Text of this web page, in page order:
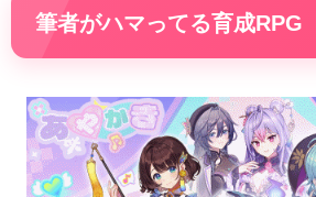
筆者がハマってる育成RPG